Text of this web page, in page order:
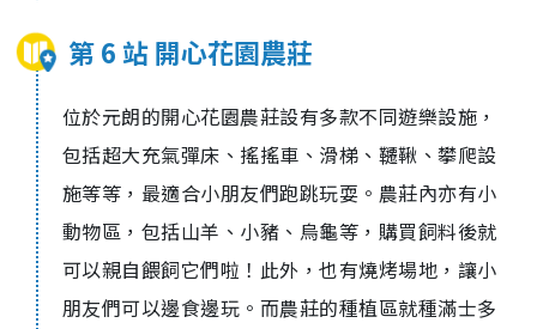
第 6 站 開心花園農莊
位於元朗的開心花園農莊設有多款不同遊樂設施，
包括超大充氣彈床、搖搖車、滑梯、韆鞦、攀爬設
施等等，最適合小朋友們跑跳玩耍。農莊內亦有小
動物區，包括山羊、小豬、烏龜等，購買飼料後就
可以親自餵飼它們啦！此外，也有燒烤場地，讓小
朋友們可以邊食邊玩。而農莊的種植區就種滿士多